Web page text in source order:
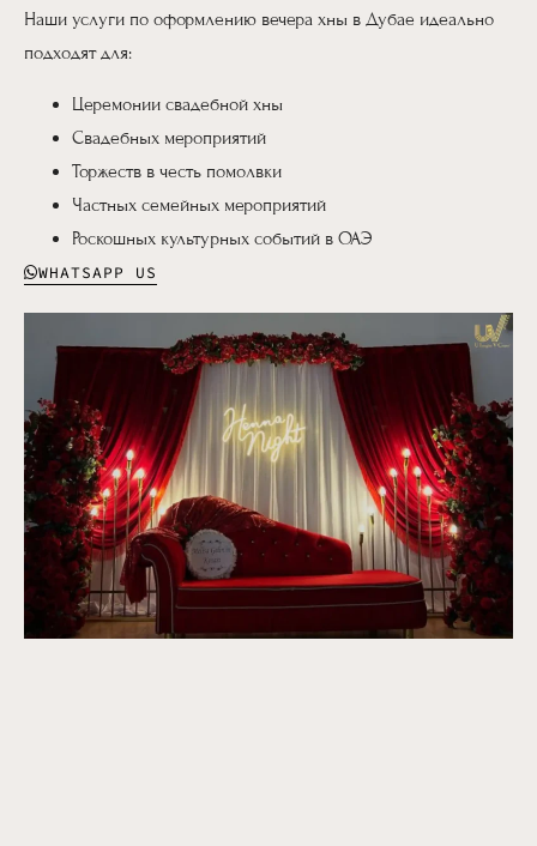
Наши услуги по оформлению вечера хны в Дубае идеально
подходят для:
Церемонии свадебной хны
Свадебных мероприятий
Торжеств в честь помолвки
Частных семейных мероприятий
Роскошных культурных событий в ОАЭ
WHATSAPP US